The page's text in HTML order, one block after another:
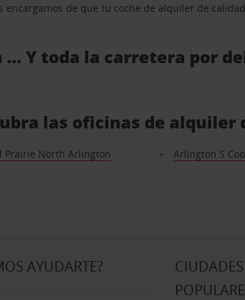
encargamos de que tu coche de alquiler de
… Y toda la carretera por
las oficinas de alquiler
Prairie North Arlington Arlington S
AYUDARTE?